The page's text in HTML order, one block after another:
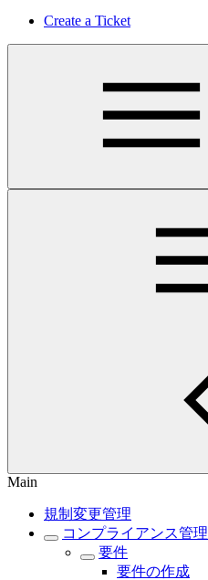
Create a Ticket
Main
規制変更管理
コンプライアンス管理
要件
要件の作成